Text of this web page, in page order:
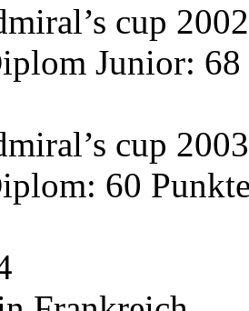
cup 2002
Junior: 68
cup 2003
60